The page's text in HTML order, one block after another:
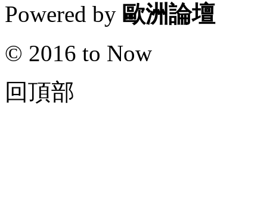
Powered by 歐洲論壇
© 2016 to Now
回頂部